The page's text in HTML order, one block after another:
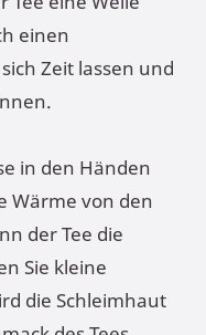
einen
Zeit lassen und
in den Händen
Wärme von den
der Tee die
Sie kleine
die Schleimhaut